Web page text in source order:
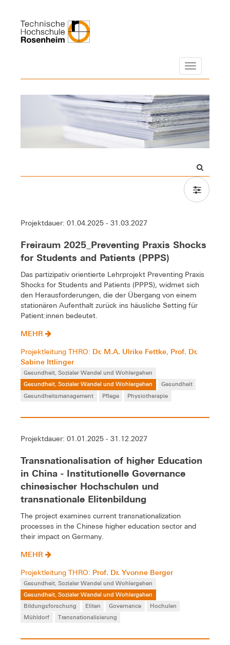
Navigation
Projektdauer: 01.04.2025 - 31.03.2027
Freiraum 2025_Preventing Praxis Shocks
for Students and Patients (PPPS)
Das partizipativ orientierte Lehrprojekt Preventing Praxis
Shocks for Students and Patients (PPPS), widmet sich
den Herausforderungen, die der Übergang von einem
stationären Aufenthalt zurück ins häusliche Setting für
Patient:innen bedeutet.
MEHR
Projektleitung THRO: Dr. M.A. Ulrike Fettke, Prof. Dr.
Sabine Ittlinger
Gesundheit, Sozialer Wandel und Wohlergehen
Gesundheit, Sozialer Wandel und Wohlergehen
Gesundheit
Gesundheitsmanagement
Pflege Physiotherapie
Projektdauer: 01.01.2025 - 31.12.2027
Transnationalisation of higher Education
in China - Institutionelle Governance
chinesischer Hochschulen und
transnationale Elitenbildung
The project examines current transnationalization
processes in the Chinese higher education sector and
their impact on Germany.
MEHR
Projektleitung THRO: Prof. Dr. Yvonne Berger
Gesundheit, Sozialer Wandel und Wohlergehen
Gesundheit, Sozialer Wandel und Wohlergehen
Bildungsforschung
Eliten Governance
Hochulen
Mühldorf
Transnationalisierung